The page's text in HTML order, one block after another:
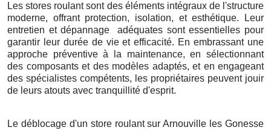
Les stores roulant sont des éléments intégraux de l'structure
moderne, offrant protection, isolation, et esthétique. Leur
entretien et dépannage
adéquates sont essentielles pour
garantir leur durée de vie et efficacité. En embrassant une
approche préventive à la maintenance, en sélectionnant
des composants et des modèles adaptés, et en engageant
des spécialistes compétents, les propriétaires peuvent jouir
de leurs atouts avec tranquillité d'esprit.
Le déblocage d'un store roulantsur Arnouville les Gonesse